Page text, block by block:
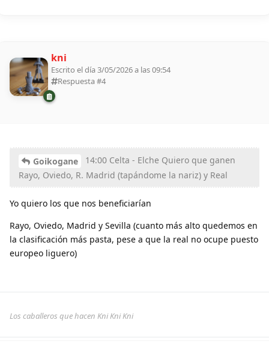
kni
Escrito el día 3/05/2026 a las 09:54
Respuesta #4
Goikogane
14:00 Celta - Elche Quiero que ganen
Rayo, Oviedo, R. Madrid (tapándome la nariz) y Real
Yo quiero los que nos beneficiarían
Rayo, Oviedo, Madrid y Sevilla (cuanto más alto quedemos en
la clasificación más pasta, pese a que la real no ocupe puesto
europeo liguero)
Los caballeros que hacen Kni Kni Kni